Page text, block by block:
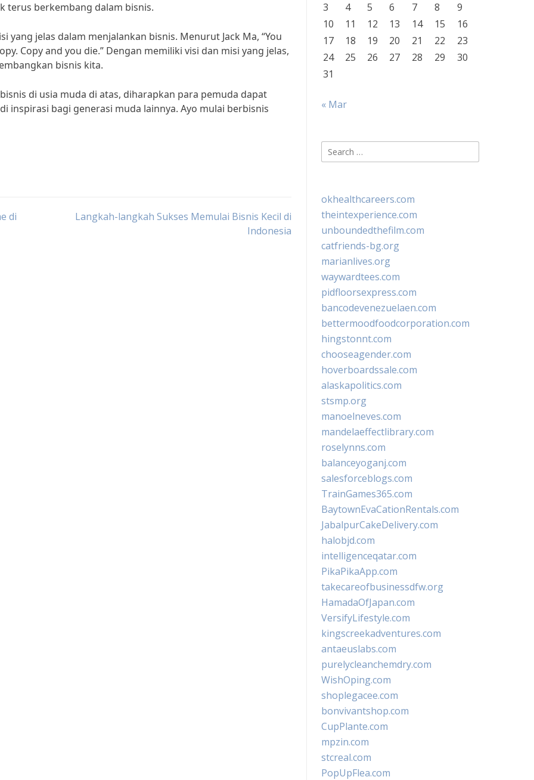
terus berkembang dalam bisnis.
yang jelas dalam menjalankan bisnis. Menurut Jack Ma, “You
Copy and you die.” Dengan memiliki visi dan misi yang jelas,
bisnis kita.
di usia muda di atas, diharapkan para pemuda dapat
inspirasi bagi generasi muda lainnya. Ayo mulai berbisnis
di
Langkah-langkah Sukses Memulai Bisnis Kecil di
Indonesia
3
4 5 6 7 8
9
10
11 12 13 14 15
16
17
18 19 20 21 22
23
24
25 26 27 28 29
30
31
« Mar
Search
for:
okhealthcareers.com
theintexperience.com
unboundedthefilm.com
catfriends-bg.org
marianlives.org
waywardtees.com
pidfloorsexpress.com
bancodevenezuelaen.com
bettermoodfoodcorporation.com
hingstonnt.com
chooseagender.com
hoverboardssale.com
alaskapolitics.com
stsmp.org
manoelneves.com
mandelaeffectlibrary.com
roselynns.com
balanceyoganj.com
salesforceblogs.com
TrainGames365.com
BaytownEvaCationRentals.com
JabalpurCakeDelivery.com
halobjd.com
intelligenceqatar.com
PikaPikaApp.com
takecareofbusinessdfw.org
HamadaOfJapan.com
VersifyLifestyle.com
kingscreekadventures.com
antaeuslabs.com
purelycleanchemdry.com
WishOping.com
shoplegacee.com
bonvivantshop.com
CupPlante.com
mpzin.com
stcreal.com
PopUpFlea.com